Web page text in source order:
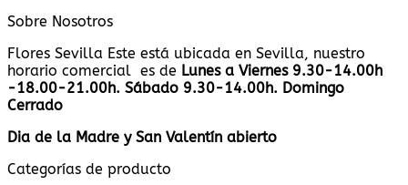
Sobre Nosotros
Flores Sevilla Este está ubicada en Sevilla, nuestro
horario comercial es de Lunes a Viernes 9.30-14.00h
-18.00-21.00h. Sábado 9.30-14.00h. Domingo
Cerrado
Dia de la Madre y San Valentín abierto
Categorías de producto